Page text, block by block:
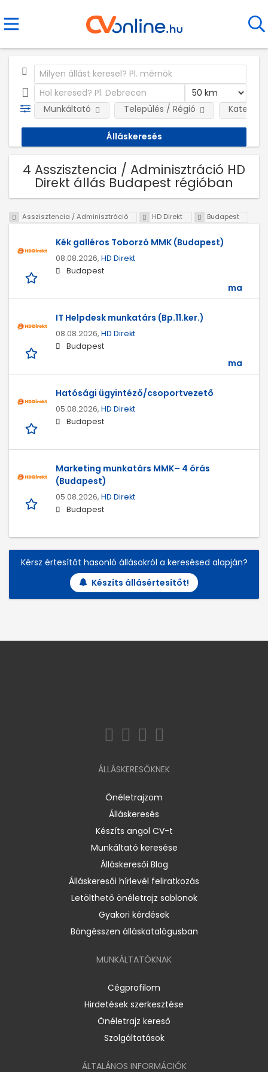
Munkáltató Település / Régió
4 Asszisztencia / Adminisztráció HD
Direkt állás Budapest régióban
Asszisztencia / Adminisztráció HD Direkt Budapest
Kék galléros Toborzó MMK (Budapest)
08.08.2026, HD Direkt
Budapest
ma
IT Helpdesk munkatárs (Bp.11.ker.)
08.08.2026, HD Direkt
Budapest
ma
Hatósági ügyintéző/csoportvezető
05.08.2026, HD Direkt
Budapest
Marketing munkatárs MMK– 4 órás
(Budapest)
05.08.2026, HD Direkt
Budapest
Kérsz értesítőt hasonló állásokról a keresésed alapján?
Készíts állásértesítőt!
ÁLLÁSKERESŐKNEK
Önéletrajzom
Álláskeresés
Készíts angol CV-t
Munkáltató keresése
Álláskeresői Blog
Álláskeresői hírlevél feliratkozás
Letölthető önéletrajz sablonok
Gyakori kérdések
Böngésszen álláskatalógusban
MUNKÁLTATÓKNAK
Cégprofilom
Hirdetések szerkesztése
Önéletrajz kereső
Szolgáltatások
ÁLTALÁNOS INFORMÁCIÓK